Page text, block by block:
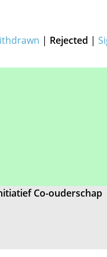
| Rejected |
Co-ouderschap